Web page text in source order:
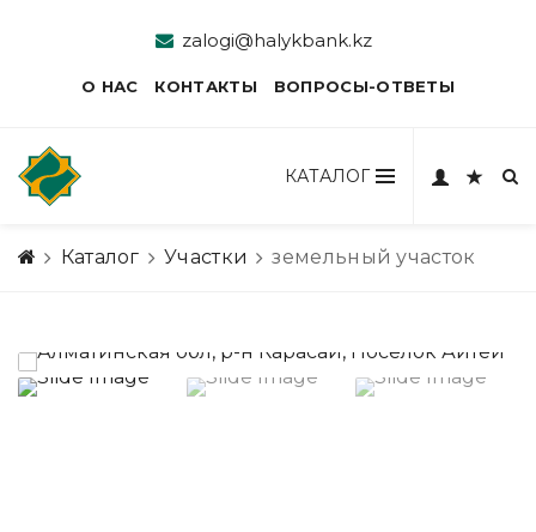
zalogi@halykbank.kz
О НАС КОНТАКТЫ ВОПРОСЫ-ОТВЕТЫ
КАТАЛОГ
Каталог Участки земельный участок